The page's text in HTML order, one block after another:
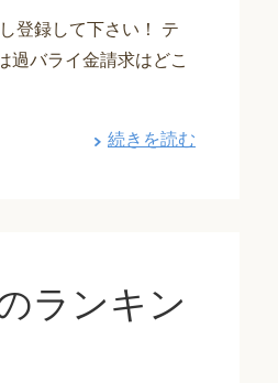
登録して下さい！ テ
過バライ金請求はどこ
続きを読む
ランキン